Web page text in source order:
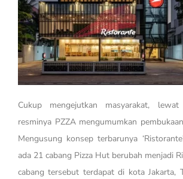
Cukup mengejutkan masyarakat,
resminya PZZA mengumumkan
Mengusung konsep terbarunya
ada 21 cabang Pizza Hut berubah menjadi
cabang tersebut terdapat di kota Jakarta,